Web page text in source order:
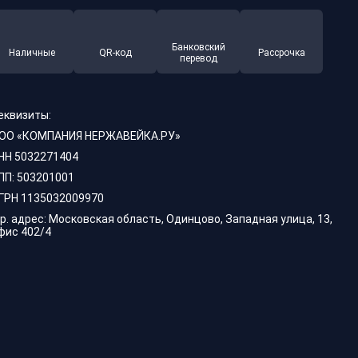
Наличные QR-код
Банковский
перевод
Рассрочка
«КОМПАНИЯ НЕРЖАВЕЙКА.РУ»
5032271404
503201001
1135032009970
адрес: Московская область, Одинцово, Западная улица, 13,
402/4